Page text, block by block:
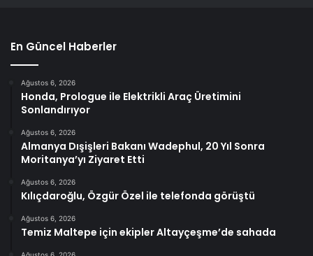
En Güncel Haberler
Ağustos 6, 2026
Honda, Prologue ile Elektrikli Araç Üretimini
Sonlandırıyor
Ağustos 6, 2026
Almanya Dışişleri Bakanı Wadephul, 20 Yıl Sonra
Moritanya’yı Ziyaret Etti
Ağustos 6, 2026
Kılıçdaroğlu, Özgür Özel ile telefonda görüştü
Ağustos 6, 2026
Temiz Maltepe için ekipler Altayçeşme’de sahada